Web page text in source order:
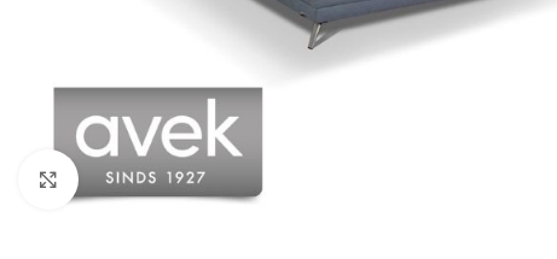
Click to enlarge